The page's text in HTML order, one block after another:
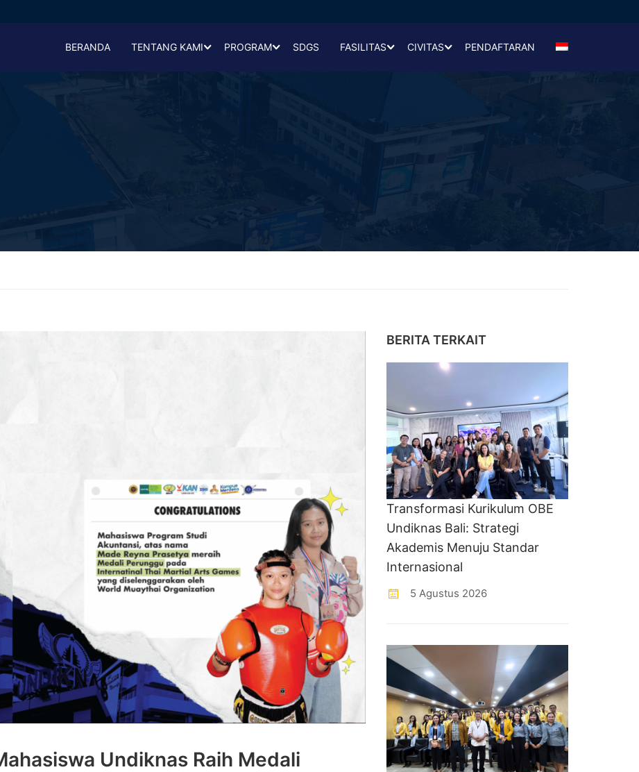
BERANDA TENTANG KAMI PROGRAM SDGS FASILITAS CIVITAS PENDAFTARAN
Undiknas Raih Medali
BERITA TERKAIT
Transformasi Kurikulum OBE
Undiknas Bali: Strategi
Akademis Menuju Standar
Internasional
5 Agustus 2026